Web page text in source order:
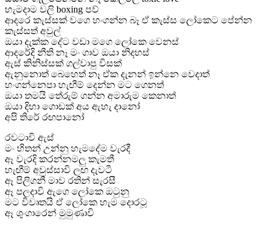
හැමදාම වලි boxing පව්
ආදරෙ කැස්සක් වගෙ හංගන්න බෑ ඒ කැස්ස ලෝකෙට පේන්න
කැස්සත් අවුල්
ඔයා දැක්ක දේට වඩා මගෙ ලෝකෙ වෙනස්
ආදරේදි නීති නෑ මං ගාව ඔයා නිදහස්
ඇස් කිනිස්සක් ගල්වාපු විසක්
ඇනුනොත් බෙහෙත් නෑ ඒක දැනන් ඉන්නෙ වෙදාත්
හංගන්නෙපා හැඟීම් දෙන්න මට ගෙනත්
ඔයා තමයි තේරුම් ගන්න අමාරුම කෙනාත්
ඔයා දිහා ගොඩක් අය ඇහැ දානෝ
අපි තිරේ රඟපානෝ
රවටාවි ඇස්
මං හිතන් උන්නු හැමදේම වැරදී
ඈ වැරදි කරන්නමලු කැමතී
හැඟීම් අවුස්සාවි ලඟ දැවටී
ඈ පිලිගනී මාව රතින් සැරසී
ඈ පලදාවි ඇගෙ ලෝකෙ ඔටුනු
මට විවෘතයි ඒ ලෝකෙ හැම දොරටූ
ඈ ශුංගාරෙන් මුමුණාවි